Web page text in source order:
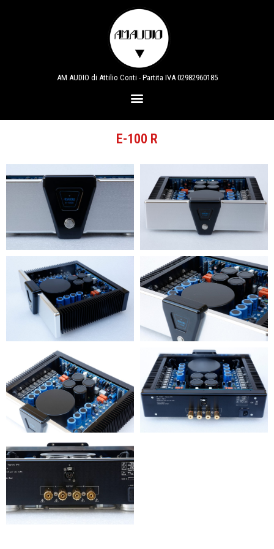
AM AUDIO di Attilio Conti - Partita IVA 02982960185
E-100 R